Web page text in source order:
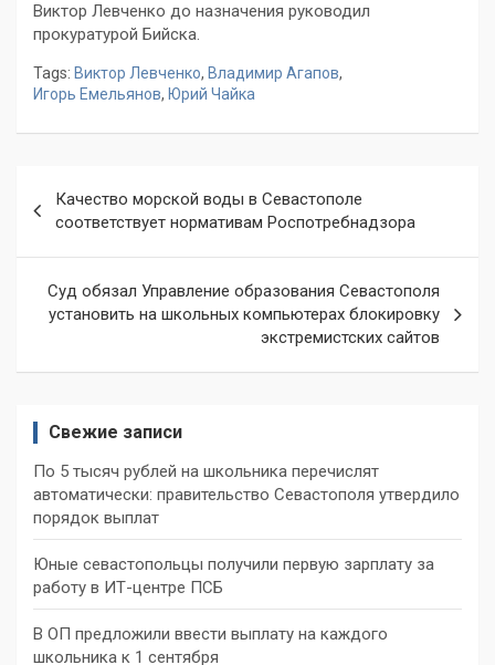
Виктор Левченко до назначения руководил
прокуратурой Бийска.
Tags: Виктор Левченко, Владимир Агапов,
Игорь Емельянов, Юрий Чайка
по
записям
Качество морской воды в Севастополе
соответствует нормативам Роспотребнадзора
Суд обязал Управление образования Севастополя
установить на школьных компьютерах блокировку
экстремистских сайтов
Свежие записи
По 5 тысяч рублей на школьника перечислят
автоматически: правительство Севастополя утвердило
порядок выплат
Юные севастопольцы получили первую зарплату за
работу в ИТ-центре ПСБ
В ОП предложили ввести выплату на каждого
школьника к 1 сентября